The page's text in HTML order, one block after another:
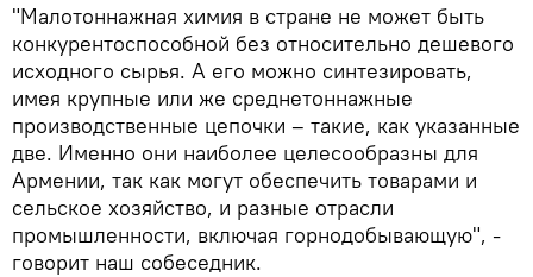
"Малотоннажная химия в стране не может быть
конкурентоспособной без относительно дешевого
исходного сырья. А его можно синтезировать,
имея крупные или же среднетоннажные
производственные цепочки – такие, как указанные
две. Именно они наиболее целесообразны для
Армении, так как могут обеспечить товарами и
сельское хозяйство, и разные отрасли
промышленности, включая горнодобывающую", -
говорит наш собеседник.